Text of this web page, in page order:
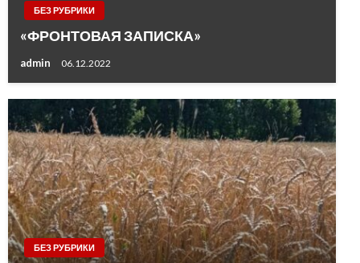
БЕЗ РУБРИКИ
«ФРОНТОВАЯ ЗАПИСКА»
admin 06.12.2022
БЕЗ РУБРИКИ